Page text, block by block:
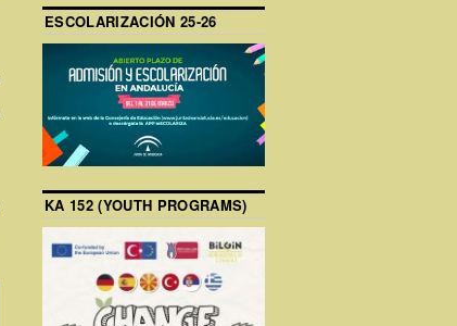
ESCOLARIZACIÓN 25-26
KA 152 (YOUTH PROGRAMS)